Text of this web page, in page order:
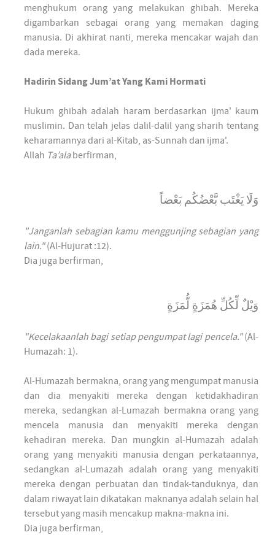
menghukum orang yang melakukan ghibah. Mereka
digambarkan sebagai orang yang memakan daging
manusia. Di akhirat nanti, mereka mencakar wajah dan
dada mereka.
Hadirin Sidang Jum’at Yang Kami Hormati
Hukum ghibah adalah haram berdasarkan ijma' kaum
muslimin. Dan telah jelas dalil-dalil yang sharih tentang
keharamannya dari al-Kitab, as-Sunnah dan ijma'.
Allah Ta’alaberfirman,
وَلَا يَغْتَب بَّعْضُكُم بَعْضاً
"Janganlah sebagian kamu menggunjing sebagian yang
lain."(Al-Hujurat :12).
Dia juga berfirman,
وَيْلٌ لِّكُلِّ هُمَزَةٍ لُّمَزَةٍ
"Kecelakaanlah bagi setiap pengumpat lagi pencela."(Al-
Humazah: 1).
Al-Humazah bermakna, orang yang mengumpat manusia
dan dia menyakiti mereka dengan ketidakhadiran
mereka, sedangkan al-Lumazah bermakna orang yang
mencela manusia dan menyakiti mereka dengan
kehadiran mereka. Dan mungkin al-Humazah adalah
orang yang menyakiti manusia dengan perkataannya,
sedangkan al-Lumazah adalah orang yang menyakiti
mereka dengan perbuatan dan tindak-tanduknya, dan
dalam riwayat lain dikatakan maknanya adalah selain hal
tersebut yang masih mencakup makna-makna ini.
Dia juga berfirman,